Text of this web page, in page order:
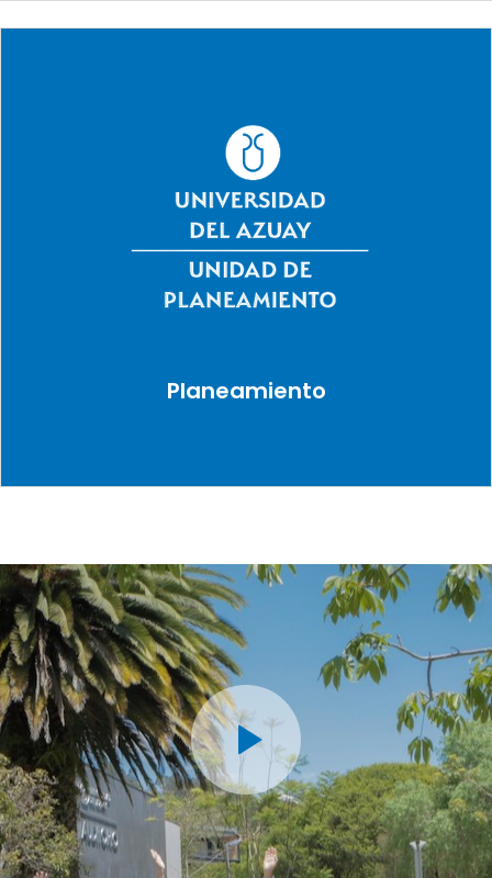
Planeamiento